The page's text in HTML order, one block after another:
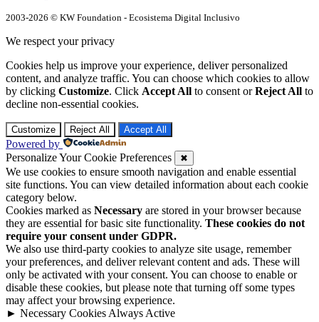
2003-2026 © KW Foundation - Ecosistema Digital Inclusivo
We respect your privacy
Cookies help us improve your experience, deliver personalized
content, and analyze traffic. You can choose which cookies to allow
by clicking Customize. Click Accept All to consent orReject All to
decline non-essential cookies.
Customize Reject All Accept All
Powered by
Personalize Your Cookie Preferences
✖
We use cookies to ensure smooth navigation and enable essential
site functions. You can view detailed information about each cookie
category below.
Cookies marked as Necessary are stored in your browser because
they are essential for basic site functionality. These cookies do not
require your consent under GDPR.
We also use third-party cookies to analyze site usage, remember
your preferences, and deliver relevant content and ads. These will
only be activated with your consent. You can choose to enable or
disable these cookies, but please note that turning off some types
may affect your browsing experience.
► Necessary Cookies Always Active